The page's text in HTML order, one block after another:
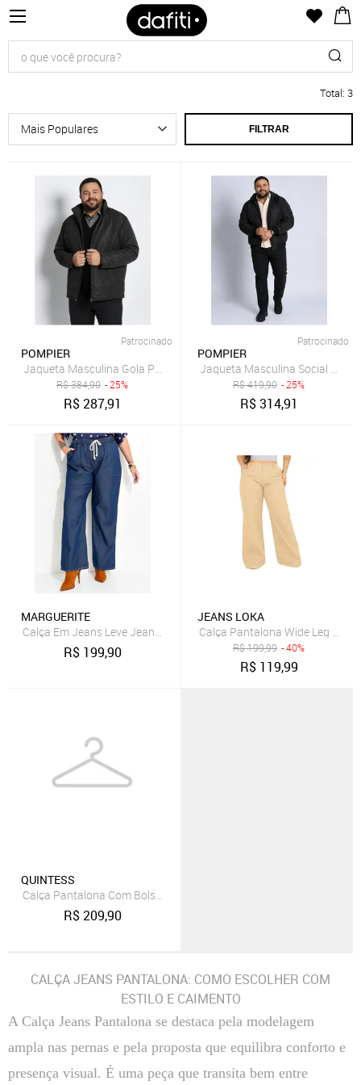
Total: 3
FILTRAR
Patrocinado
POMPIER
Jaqueta Masculina Gola Padre Plus Size Preto
R$384,90 - 25%
R$287,91
Patrocinado
POMPIER
Jaqueta Masculina Social Com
R$419,90 - 25%
R$314,91
MARGUERITE
Calça Em Jeans Leve Jeans Médio Marguerite
R$ 199,90
JEANS LOKA
Calça Pantalona Wide Leg Plus
R$199,99 - 40%
R$ 119,99
QUINTESS
Calça Pantalona Com Bolsos Preto Quintess
R$209,90
CALÇA JEANS PANTALONA: COMO ESCOLHER COM
ESTILO E CAIMENTO
A Calça Jeans Pantalona se destaca pela modelagem
ampla nas pernas e pela proposta que equilibra conforto e
presença visual. É uma peça que transita bem entre